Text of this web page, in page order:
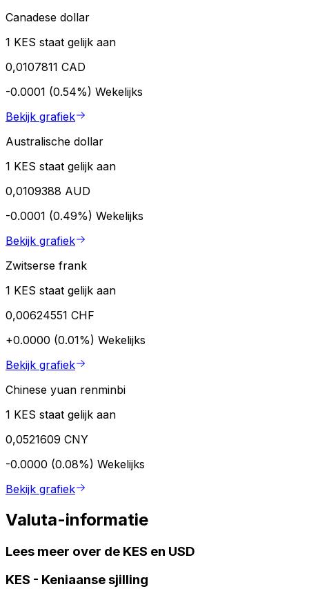
Canadese dollar
1 KES staat gelijk aan
0,0107811 CAD
-0.0001 (0.54%) Wekelijks
Bekijk grafiek
Australische dollar
1 KES staat gelijk aan
0,0109388 AUD
-0.0001 (0.49%) Wekelijks
Bekijk grafiek
Zwitserse frank
1 KES staat gelijk aan
0,00624551 CHF
+0.0000 (0.01%) Wekelijks
Bekijk grafiek
Chinese yuan renminbi
1 KES staat gelijk aan
0,0521609 CNY
-0.0000 (0.08%) Wekelijks
Bekijk grafiek
Valuta-informatie
Lees meer over de KES en USD
KES - Keniaanse sjilling